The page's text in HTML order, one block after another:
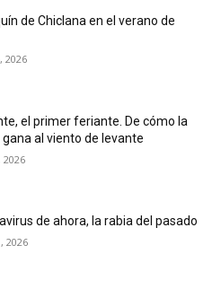
de Chiclana en el verano de
2026
el primer feriante. De cómo la
al viento de levante
2026
de ahora, la rabia del pasado
2026